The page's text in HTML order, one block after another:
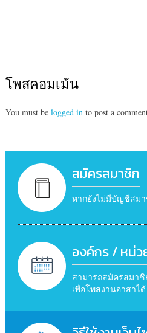
โพสคอมเม้น
You must be logged in to post a
สมัครสมาชิก
หากยังไม่มีบัญชีสม
องค์กร / หน่ว
สามารถสมัครสมา
เพื่อโพสงานอาสาได้